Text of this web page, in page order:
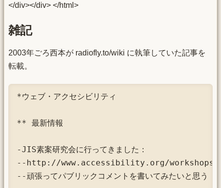
</div></div> </html>
雑記
2003年ごろ西本が radiofly.to/wiki に執筆していた記事を
転載。
*ウェブ・アクセシビリティ
** 最新情報
-JIS素案研究会に行ってきました：
--http://www.accessibility.org/
--頑張ってパブリックコメントを書いてみたいと思う